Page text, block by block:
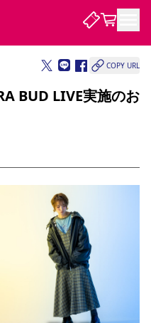
ア情報 アクセス
所属選手
・席種
購入方法
福祉サービス 団体チケット
ルサービス
マッチデープログラム
ー観戦ガイド 公式アプリ
報
カード
サポートスタッフ
店街
招待券引換方法 先行入場
出生届・命名書
COPY URL
BUD LIVE実施のお